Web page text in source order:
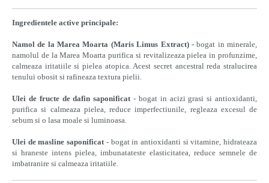
Ingredientele active principale:
Namol de la Marea Moarta (Maris Limus Extract)- bogat in minerale,
namolul de la Marea Moarta purifica si revitalizeaza pielea in profunzime,
calmeaza iritatiile si pielea atopica. Acest secret ancestral reda stralucirea
tenului obosit si rafineaza textura pielii.
Ulei de fructe de dafin saponificat- bogat in acizi grasi si antioxidanti,
purifica si calmeaza pielea, reduce imperfectiunile, regleaza excesul de
sebum si o lasa moale si luminoasa.
Ulei de masline saponificat- bogat in antioxidanti si vitamine, hidrateaza
si hraneste intens pielea, imbunatateste elasticitatea, reduce semnele de
imbatranire si calmeaza iritatiile.